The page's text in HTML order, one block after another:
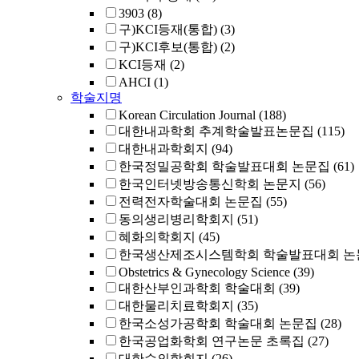
3903 (8)
구)KCI등재(통합) (3)
구)KCI후보(통합) (2)
KCI등재 (2)
AHCI (1)
학술지명
Korean Circulation Journal (188)
대한내과학회 추계학술발표논문집 (115)
대한내과학회지 (94)
한국정밀공학회 학술발표대회 논문집 (61)
한국인터넷방송통신학회 논문지 (56)
전력전자학술대회 논문집 (55)
동의생리병리학회지 (51)
혜화의학회지 (45)
한국생산제조시스템학회 학술발표대회 논
Obstetrics & Gynecology Science (39)
대한산부인과학회 학술대회 (39)
대한물리치료학회지 (35)
한국소성가공학회 학술대회 논문집 (28)
한국공업화학회 연구논문 초록집 (27)